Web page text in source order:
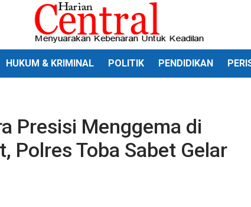
HUKUM & KRIMINAL POLITIK PENDIDIKAN
Presisi Menggema di
Polres Toba Sabet Gelar